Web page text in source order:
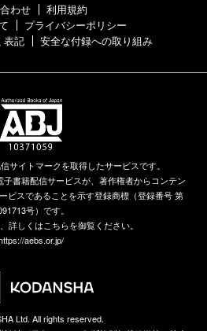
わせ
利用規約
プライバシーポリシー
表記
安全な付録への取り組み
サイトマークを取得したサービスです。
書籍配信サービスが、著作権者からコンテン
ビスであることを示す登録商標（登録番号 第
号）です。
詳しくはこちらを御覧ください。
aebs.or.jp/
Ltd. All rights reserved.